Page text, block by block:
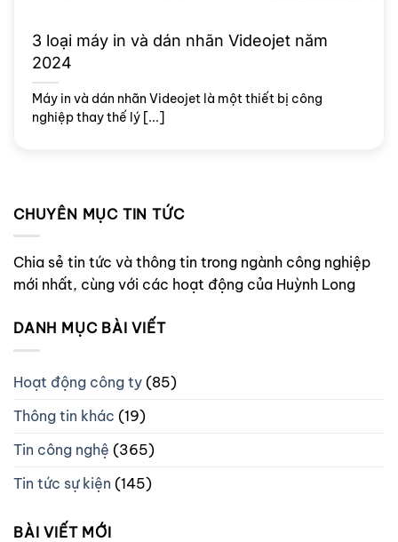
CHUYÊN MỤC TIN TỨC
Chia sẻ tin tức và thông tin trong ngành công nghiệp
mới nhất, cùng với các hoạt động của Huỳnh Long
DANH MỤC BÀI VIẾT
Hoạt động công ty (85)
Thông tin khác (19)
Tin công nghệ (365)
Tin tức sự kiện (145)
BÀI VIẾT MỚI
3 loại máy in và dán nhãn Videojet năm
2024
Máy in và dán nhãn Videojet là một thiết bị công
nghiệp thay thế lý [...]